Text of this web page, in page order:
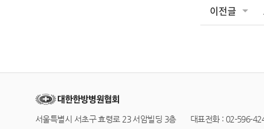
이전글
서울특별시 서초구 효령로 23 서암빌딩 3층 대표전화 : 02-596-